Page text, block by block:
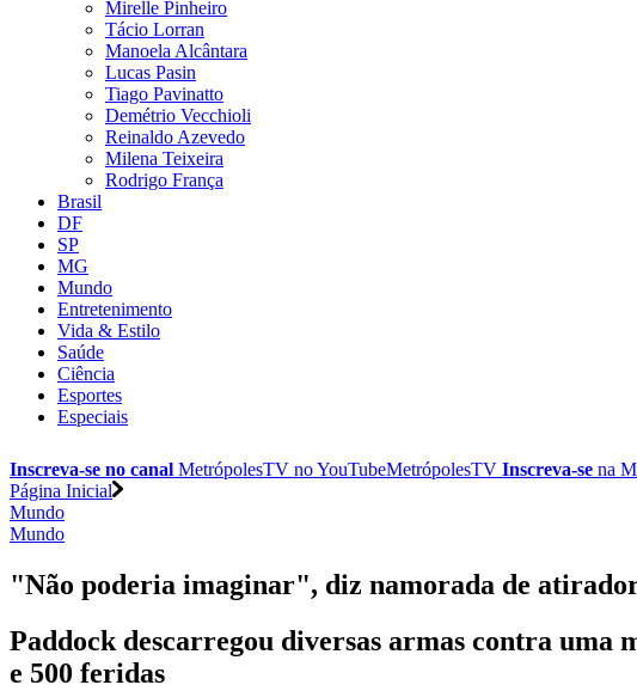
Mirelle Pinheiro
Tácio Lorran
Manoela Alcântara
Lucas Pasin
Tiago Pavinatto
Demétrio Vecchioli
Reinaldo Azevedo
Milena Teixeira
Rodrigo França
Brasil
DF
SP
MG
Mundo
Entretenimento
Vida & Estilo
Saúde
Ciência
Esportes
Especiais
Inscreva-se no canal MetrópolesTV noYouTubeMetrópolesTV Inscreva-se na
Página Inicial
Mundo
Mundo
"Não poderia imaginar", diz namorada de atirador
Paddock descarregou diversas armas contra uma
e 500 feridas